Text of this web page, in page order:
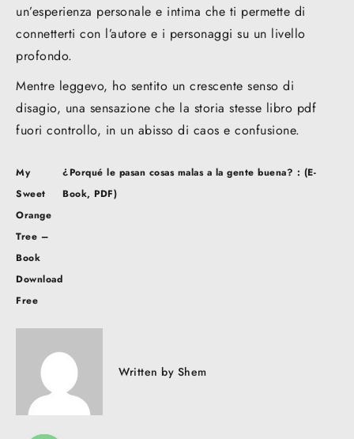
un’esperienza personale e intima che ti permette di
connetterti con l’autore e i personaggi su un livello
profondo.
Mentre leggevo, ho sentito un crescente senso di
disagio, una sensazione che la storia stesse libro pdf
fuori controllo, in un abisso di caos e confusione.
Post
navigation
My
Sweet
Orange
Tree –
Book
Download
Free
¿Porqué le pasan cosas malas a la gente buena? : (E-
Book, PDF)
Written by Shem